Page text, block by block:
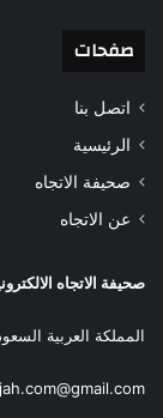
صفحات
اتصل بنا
الرئيسية
صحيفة الاتجاه
عن الاتجاه
صحيفة الاتجاه
المملكة العربية